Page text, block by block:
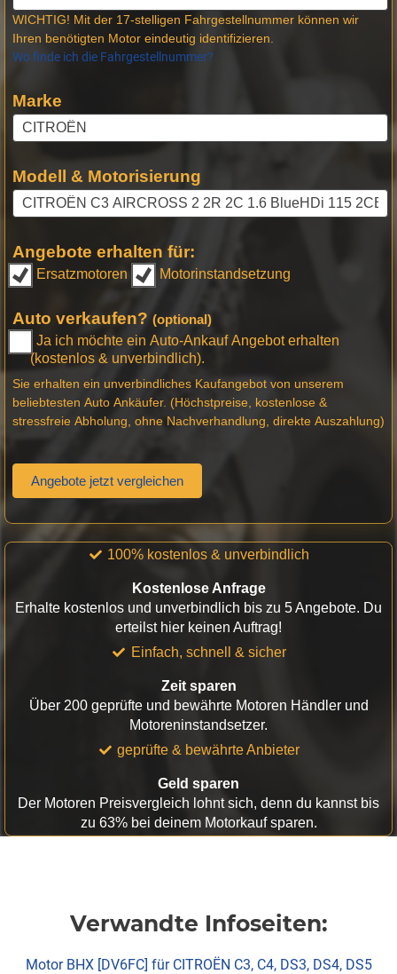
WICHTIG! Mit der 17-stelligen Fahrgestellnummer können wir
Ihren benötigten Motor eindeutig identifizieren.
Wo finde ich die Fahrgestellnummer?
Marke
Modell & Motorisierung
Angebote erhalten für:
Ersatzmotoren Motorinstandsetzung
Auto verkaufen? (optional)
Ja ich möchte ein Auto-Ankauf Angebot erhalten
(kostenlos & unverbindlich).
Sie erhalten ein unverbindliches Kaufangebot von unserem
beliebtesten Auto Ankäufer. (Höchstpreise, kostenlose &
stressfreie Abholung, ohne Nachverhandlung, direkte Auszahlung)
Angebote jetzt vergleichen
100% kostenlos & unverbindlich
Kostenlose Anfrage
Erhalte kostenlos und unverbindlich bis zu 5 Angebote. Du
erteilst hier keinen Auftrag!
Einfach, schnell & sicher
Zeit sparen
Über 200 geprüfte und bewährte Motoren Händler und
Motoreninstandsetzer.
geprüfte & bewährte Anbieter
Geld sparen
Der Motoren Preisvergleich lohnt sich, denn du kannst bis
zu 63% bei deinem Motorkauf sparen.
Verwandte Infoseiten:
Motor BHX [DV6FC] für CITROËN C3, C4, DS3, DS4, DS5